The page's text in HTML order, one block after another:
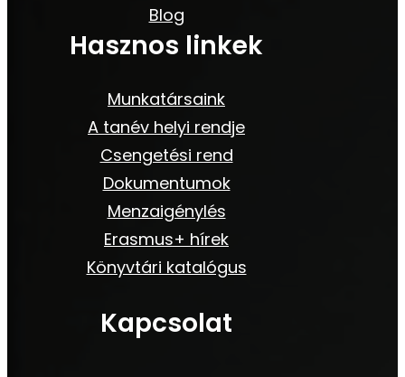
Blog
Hasznos linkek
Munkatársaink
A tanév helyi rendje
Csengetési rend
Dokumentumok
Menzaigénylés
Erasmus+ hírek
Könyvtári katalógus
Kapcsolat